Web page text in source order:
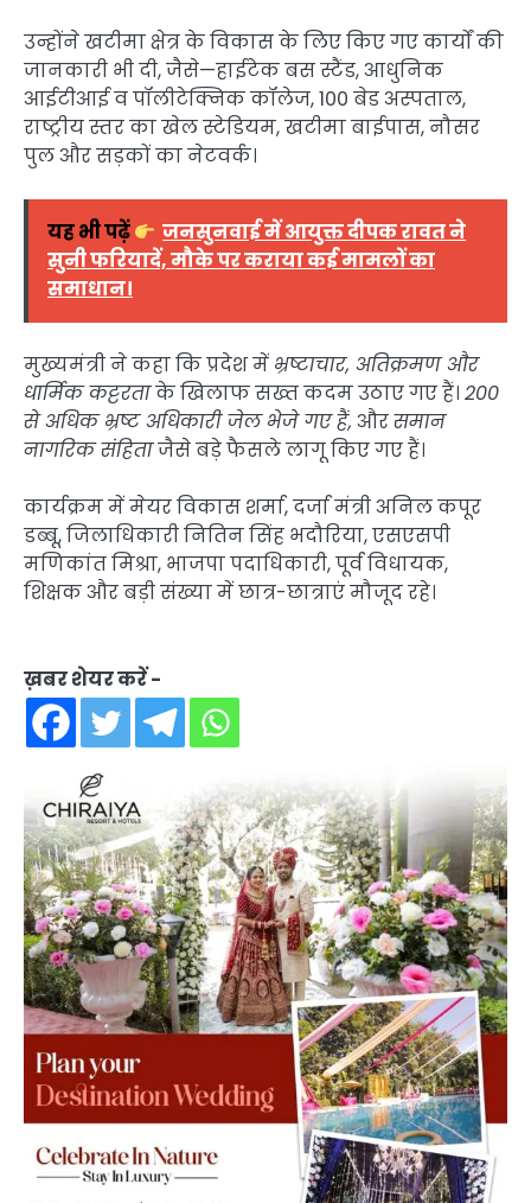
उन्होंने खटीमा क्षेत्र के विकास के लिए किए गए कार्यों की
जानकारी भी दी, जैसे—हाईटेक बस स्टैंड, आधुनिक
आईटीआई व पॉलीटेक्निक कॉलेज, 100 बेड अस्पताल,
राष्ट्रीय स्तर का खेल स्टेडियम, खटीमा बाईपास, नौसर
पुल और सड़कों का नेटवर्क।
यह भी पढ़ें
जनसुनवाई में आयुक्त दीपक रावत ने
सुनी फरियादें, मौके पर कराया कई मामलों का
समाधान।
मुख्यमंत्री ने कहा कि प्रदेश में भ्रष्टाचार, अतिक्रमण और
धार्मिक कट्टरताके खिलाफ सख्त कदम उठाए गए हैं। 200
से अधिक भ्रष्ट अधिकारी जेल भेजे गए हैं, औरसमान
नागरिक संहिताजैसे बड़े फैसले लागू किए गए हैं।
कार्यक्रम में मेयर विकास शर्मा, दर्जा मंत्री अनिल कपूर
डब्बू, जिलाधिकारी नितिन सिंह भदौरिया, एसएसपी
मणिकांत मिश्रा, भाजपा पदाधिकारी, पूर्व विधायक,
शिक्षक और बड़ी संख्या में छात्र-छात्राएं मौजूद रहे।
ख़बर शेयर करें -